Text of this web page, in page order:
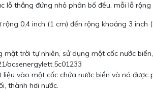
thẳng đứng nhỏ phân bố đều, mỗi lỗ
0,4 inch (1 cm) đến rộng khoảng 3
trời tự nhiên, sử dụng một cốc nước
acsenergylett.5c01233
vào một cốc chứa nước biển và nó
thành hơi nước.